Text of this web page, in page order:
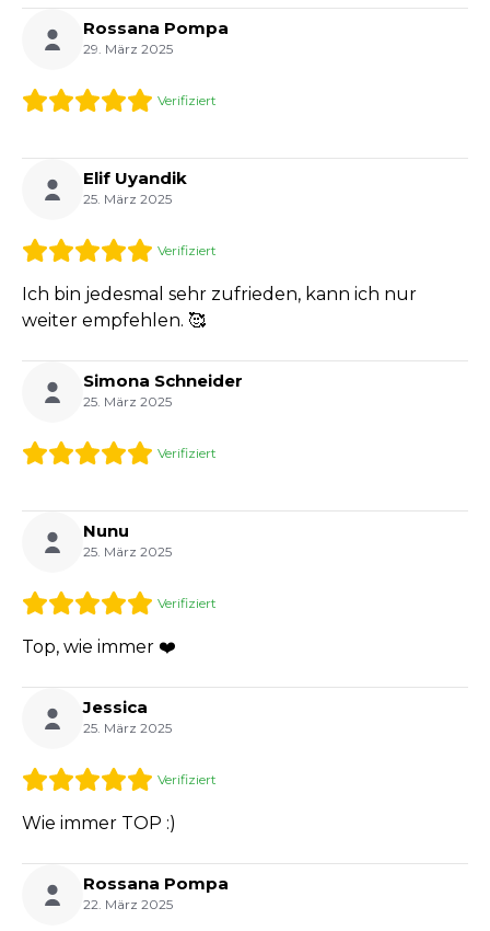
Rossana Pompa
29. März 2025
Verifiziert
Elif Uyandik
25. März 2025
Verifiziert
Ich bin jedesmal sehr zufrieden, kann ich nur
weiter empfehlen. 🥰
Simona Schneider
25. März 2025
Verifiziert
Nunu
25. März 2025
Verifiziert
Top, wie immer ❤️
Jessica
25. März 2025
Verifiziert
Wie immer TOP :)
Rossana Pompa
22. März 2025